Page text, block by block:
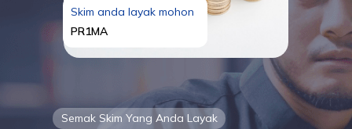
Semak Skim Yang Anda Layak
Skim anda layak mohon
PR1MA